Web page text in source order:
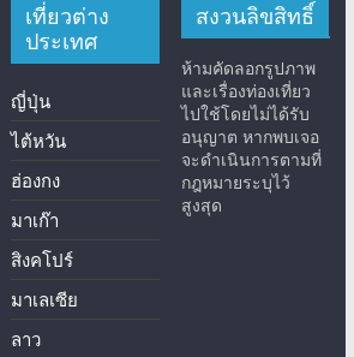
เที่ยวต่าง
ประเทศ
ญี่ปุ่น
ไต้หวัน
ฮ่องกง
มาเก๊า
สิงคโปร์
มาเลเซีย
ลาว
สงวนลิขสิทธิ์
ห้ามคัดลอกรูปภาพ
และเรื่องท่องเที่ยว
ไปใช้โดยไม่ได้รับ
อนุญาต หากพบเจอ
จะดำเนินการตามที่
กฎหมายระบุไว้
สูงสุด